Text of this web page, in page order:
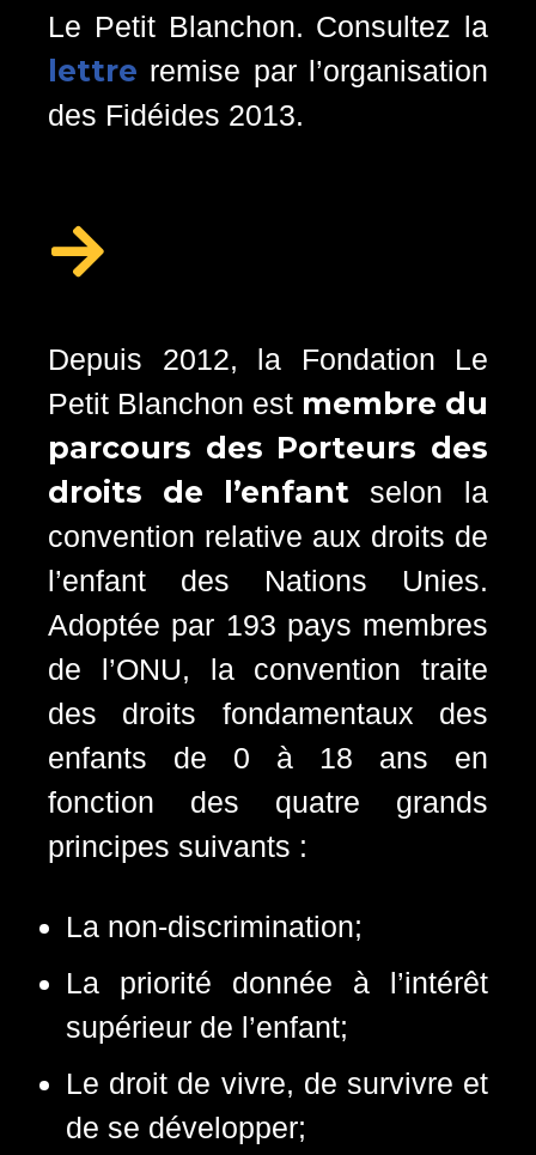
Le Petit Blanchon. Consultez la
lettre remise par l’organisation
des Fidéides 2013.
Depuis 2012, la Fondation Le
Petit Blanchon est membre du
parcours des Porteurs des
droits de l’enfant selon la
convention relative aux droits de
l’enfant des Nations Unies.
Adoptée par 193 pays membres
de l’ONU, la convention traite
des droits fondamentaux des
enfants de 0 à 18 ans en
fonction des quatre grands
principes suivants :
La non-discrimination;
La priorité donnée à l’intérêt
supérieur de l’enfant;
Le droit de vivre, de survivre et
de se développer;